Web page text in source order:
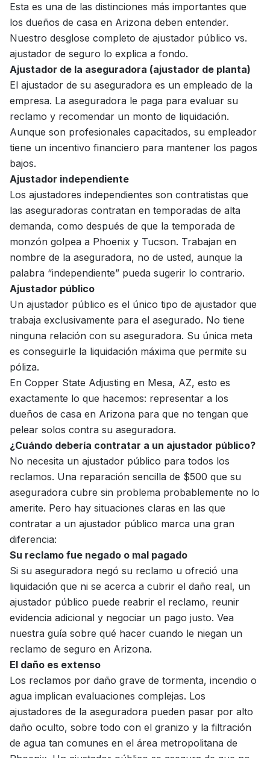
Esta es una de las distinciones más importantes que
los dueños de casa en Arizona deben entender.
Nuestro desglose completo de ajustador público vs.
ajustador de seguro lo explica a fondo.
Ajustador de la aseguradora (ajustador de planta)
El ajustador de su aseguradora es un empleado de la
empresa. La aseguradora le paga para evaluar su
reclamo y recomendar un monto de liquidación.
Aunque son profesionales capacitados, su empleador
tiene un incentivo financiero para mantener los pagos
bajos.
Ajustador independiente
Los ajustadores independientes son contratistas que
las aseguradoras contratan en temporadas de alta
demanda, como después de que la temporada de
monzón golpea a Phoenix y Tucson. Trabajan en
nombre de la aseguradora, no de usted, aunque la
palabra “independiente” pueda sugerir lo contrario.
Ajustador público
Un ajustador público es el único tipo de ajustador que
trabaja exclusivamente para el asegurado. No tiene
ninguna relación con su aseguradora. Su única meta
es conseguirle la liquidación máxima que permite su
póliza.
En Copper State Adjusting en Mesa, AZ, esto es
exactamente lo que hacemos: representar a los
dueños de casa en Arizona para que no tengan que
pelear solos contra su aseguradora.
¿Cuándo debería contratar a un ajustador público?
No necesita un ajustador público para todos los
reclamos. Una reparación sencilla de $500 que su
aseguradora cubre sin problema probablemente no lo
amerite. Pero hay situaciones claras en las que
contratar a un ajustador público marca una gran
diferencia:
Su reclamo fue negado o mal pagado
Si su aseguradora negó su reclamo u ofreció una
liquidación que ni se acerca a cubrir el daño real, un
ajustador público puede reabrir el reclamo, reunir
evidencia adicional y negociar un pago justo. Vea
nuestra guía sobre qué hacer cuando le niegan un
reclamo de seguro en Arizona.
El daño es extenso
Los reclamos por daño grave de tormenta, incendio o
agua implican evaluaciones complejas. Los
ajustadores de la aseguradora pueden pasar por alto
daño oculto, sobre todo con el granizo y la filtración
de agua tan comunes en el área metropolitana de